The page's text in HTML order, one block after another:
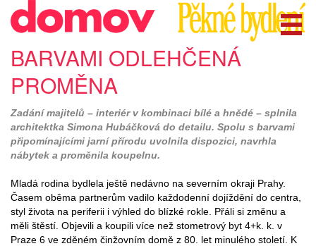
BARVAMI ODLEHČENÁ
PROMĚNA
Zadání majitelů – interiér v kombinaci bílé a hnědé – splnila
architektka Simona Hubáčková do detailu. Spolu s barvami
připomínajícími jarní přírodu uvolnila dispozici, navrhla
nábytek a proměnila koupelnu.
Mladá rodina bydlela ještě nedávno na severním okraji Prahy.
Časem oběma partnerům vadilo každodenní dojíždění do centra,
styl života na periferii i výhled do blízké rokle. Přáli si změnu a
měli štěstí. Objevili a koupili více než stometrový byt 4+k. k. v
Praze 6 ve zděném činžovním domě z 80. let minulého století. K